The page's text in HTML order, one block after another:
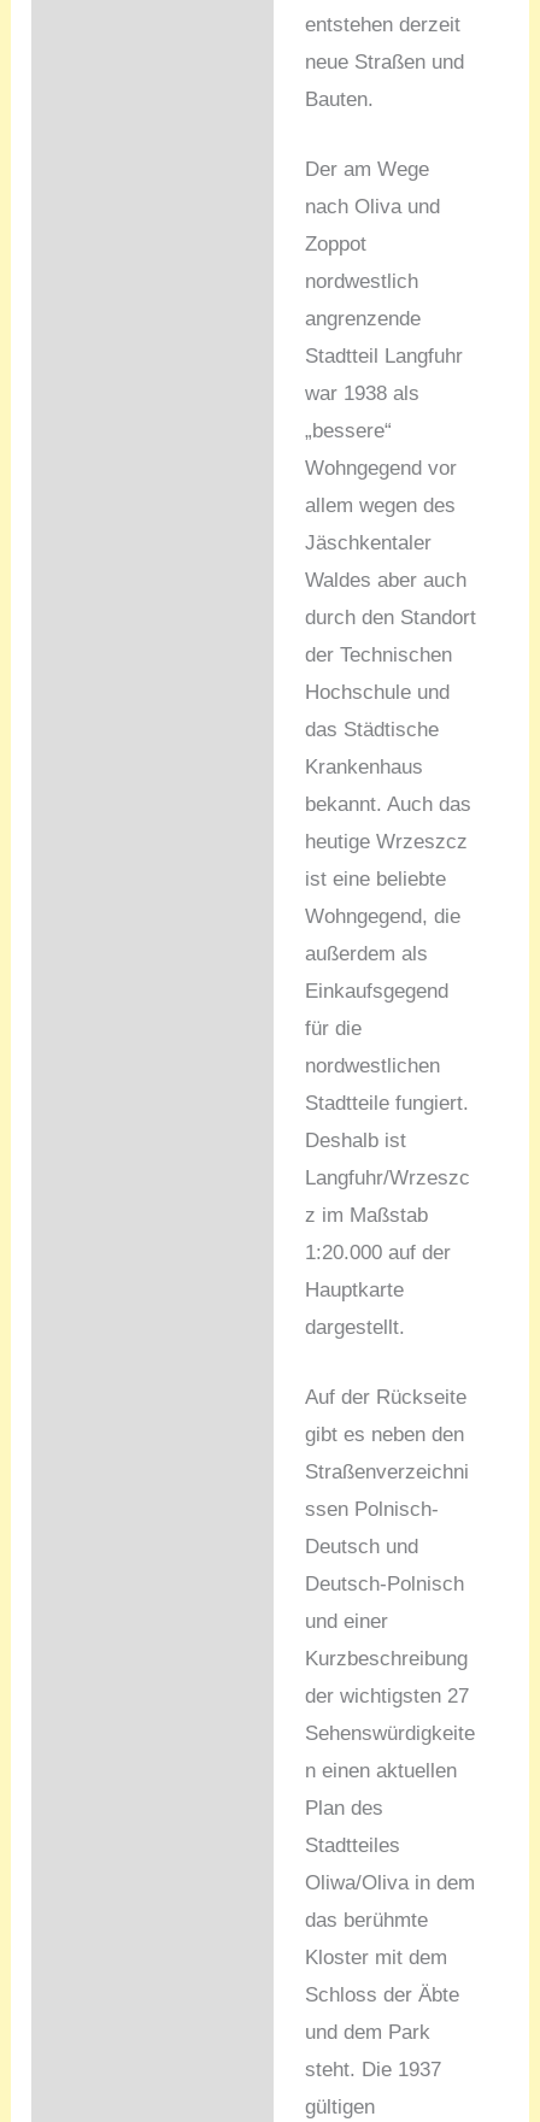
entstehen derzeit
neue Straßen und
Bauten.
Der am Wege
nach Oliva und
Zoppot
nordwestlich
angrenzende
Stadtteil Langfuhr
war 1938 als
„bessere“
Wohngegend vor
allem wegen des
Jäschkentaler
Waldes aber auch
durch den Standort
der Technischen
Hochschule und
das Städtische
Krankenhaus
bekannt. Auch das
heutige Wrzeszcz
ist eine beliebte
Wohngegend, die
außerdem als
Einkaufsgegend
für die
nordwestlichen
Stadtteile fungiert.
Deshalb ist
Langfuhr/Wrzeszc
z im Maßstab
1:20.000 auf der
Hauptkarte
dargestellt.
Auf der Rückseite
gibt es neben den
Straßenverzeichni
ssen Polnisch-
Deutsch und
Deutsch-Polnisch
und einer
Kurzbeschreibung
der wichtigsten 27
Sehenswürdigkeite
n einen aktuellen
Plan des
Stadtteiles
Oliwa/Oliva in dem
das berühmte
Kloster mit dem
Schloss der Äbte
und dem Park
steht. Die 1937
gültigen